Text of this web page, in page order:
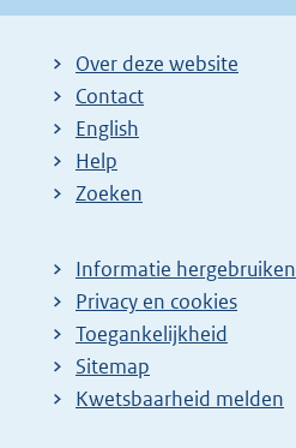
Over deze website
Contact
English
Help
Zoeken
Informatie hergebruiken
Privacy en cookies
Toegankelijkheid
Sitemap
E
Kwetsbaarheid melden